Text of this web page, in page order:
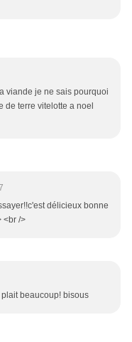
viande je ne sais pourquoi
de terre vitelotte a noel
délicieux bonne
<br />
beaucoup! bisous